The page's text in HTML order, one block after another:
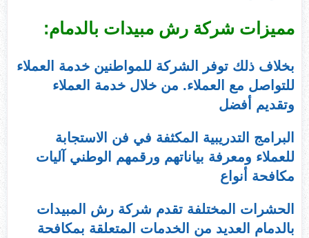
مميزات شركة رش مبيدات بالدمام:
بخلاف ذلك توفر الشركة للمواطنين خدمة العملاء
للتواصل مع العملاء. من خلال خدمة العملاء
وتقديم أفضل
البرامج التدريبية المكثفة في فن الاستجابة
للعملاء ومعرفة بياناتهم ورقمهم الوطني آليات
مكافحة أنواع
الحشرات المختلفة تقدم شركة رش المبيدات
بالدمام العديد من الخدمات المتعلقة بمكافحة